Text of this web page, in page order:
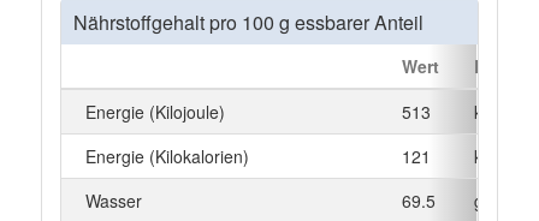
Nährstoffgehalt pro 100 g essbarer Anteil
Wert
Einheit
Energie (Kilojoule)
513
kJ
Energie (Kilokalorien)
121
kcal
Wasser
69.5
g